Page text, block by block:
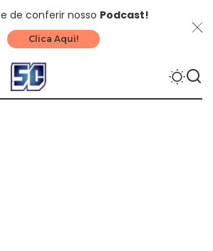
de conferir nosso Podcast!
Clica Aqui!